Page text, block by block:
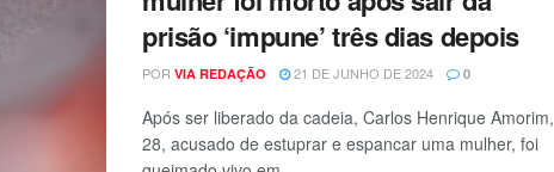
prisão ‘impune’ três dias depois
POR VIA REDAÇÃO 21 DE JUNHO DE 2024 0
Após ser liberado da cadeia, Carlos Henrique Amorim,
28, acusado de estuprar e espancar uma mulher, foi